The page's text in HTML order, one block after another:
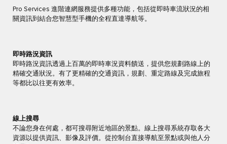
Pro Services 進階連網服務提供多種功能，包括從即時車流狀況的相
關資訊到結合您智慧型手機的全程直達導航等。
即時路況資訊
即時路況資訊透過上百萬的即時車況資料饋送，提供您規劃路線上的
精確交通狀況。有了更精確的交通資訊，規劃、重定路線及完成旅程
等都比以往更有效率。
線上搜尋
不論您身在何處，都可搜尋附近地區的景點。線上搜尋系統存取各大
資源以提供資訊、影像及評價。從控制台直接導航至景點或與他人分